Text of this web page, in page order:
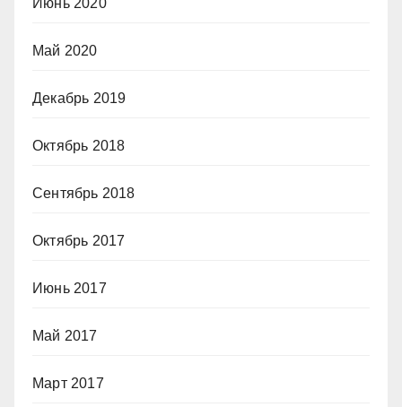
Май 2020
Декабрь 2019
Октябрь 2018
Сентябрь 2018
Октябрь 2017
Июнь 2017
Май 2017
Март 2017